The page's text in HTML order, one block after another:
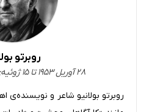
روبرتو
۲۸ آوریل ۱۹۵۳ تا ۱۵ ژوئیه‌ی ۲۰۰۳ - شیلیایی
روبرتو بولانیو شاعر و